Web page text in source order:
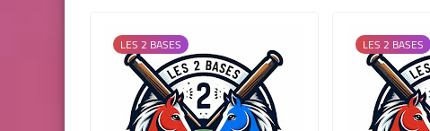
LES 2 BASES LES 2 BASES